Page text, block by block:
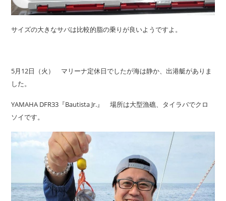
サイズの大きなサバは比較的脂の乗りが良いようですよ。
5月12日（火） マリーナ定休日でしたが海は静か、出港艇がありま
した。
YAMAHA DFR33『Bautista Jr.』 場所は大型漁礁、タイラバでクロ
ソイです。